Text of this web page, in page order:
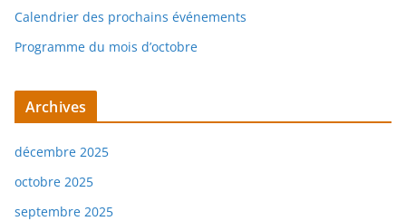
Calendrier des prochains événements
Programme du mois d’octobre
Archives
décembre 2025
octobre 2025
septembre 2025